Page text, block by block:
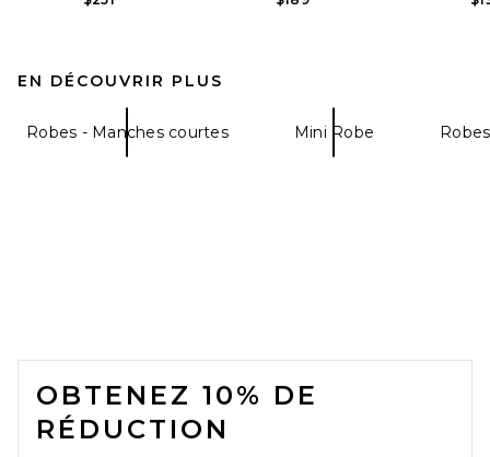
EN DÉCOUVRIR PLUS
Robes - Manches courtes Mini Robe
FOOTER
OBTENEZ 10% DE
RÉDUCTION